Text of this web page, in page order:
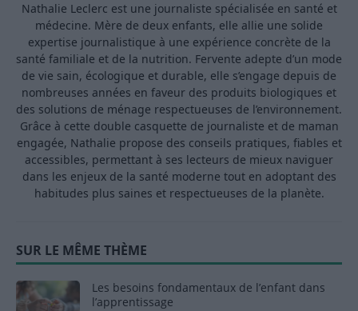
Nathalie Leclerc est une journaliste spécialisée en santé et
médecine. Mère de deux enfants, elle allie une solide
expertise journalistique à une expérience concrète de la
santé familiale et de la nutrition. Fervente adepte d’un mode
de vie sain, écologique et durable, elle s’engage depuis de
nombreuses années en faveur des produits biologiques et
des solutions de ménage respectueuses de l’environnement.
Grâce à cette double casquette de journaliste et de maman
engagée, Nathalie propose des conseils pratiques, fiables et
accessibles, permettant à ses lecteurs de mieux naviguer
dans les enjeux de la santé moderne tout en adoptant des
habitudes plus saines et respectueuses de la planète.
SUR LE MÊME THÈME
Les besoins fondamentaux de l’enfant dans
l’apprentissage